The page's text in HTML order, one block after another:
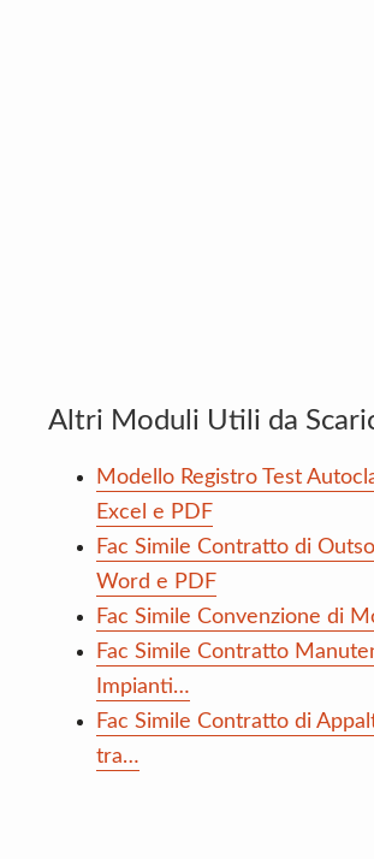
Altri Moduli Utili da
Modello Registro Test
Excel e PDF
Fac Simile Contratto di
Word e PDF
Fac Simile Convenzione di
Fac Simile Contratto
Impianti…
Fac Simile Contratto di
tra…